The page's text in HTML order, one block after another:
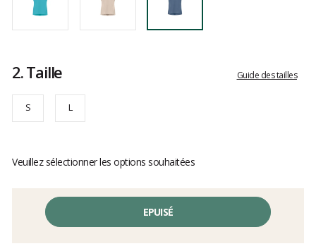
2.Taille Guide des tailles
S L
Veuillez sélectionner les options souhaitées
EPUISÉ